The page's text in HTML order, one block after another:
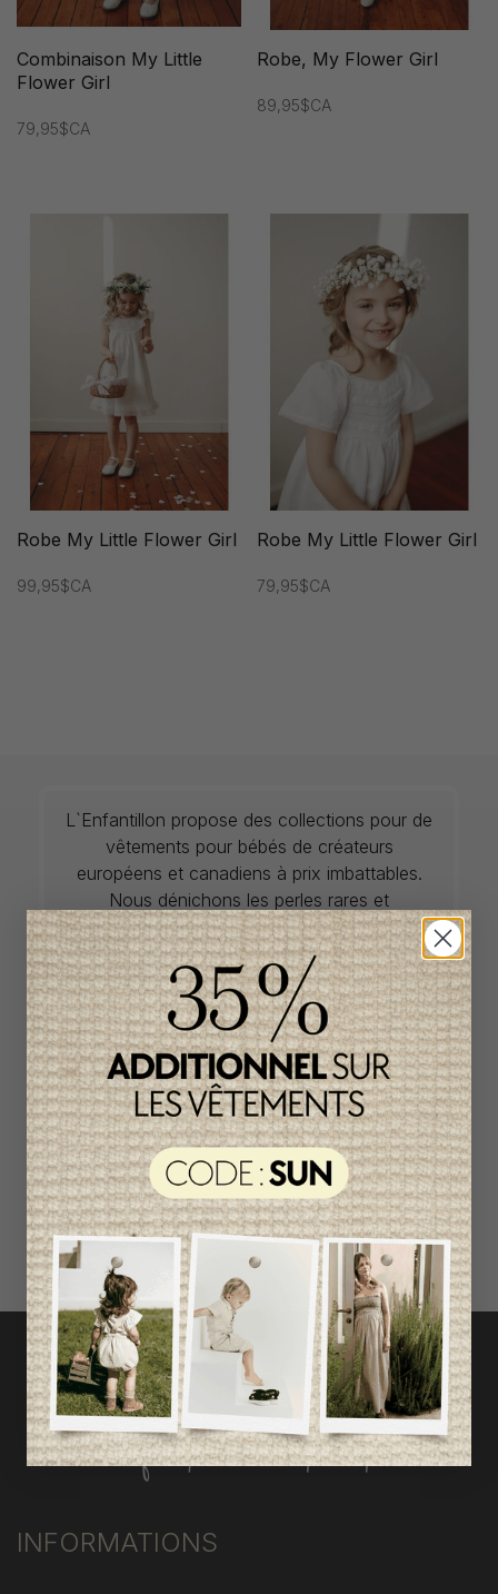
Combinaison My Little
Flower Girl
79,95$CA
Robe, My Flower Girl
89,95$CA
Robe My Little Flower Girl
99,95$CA
Robe My Little Flower Girl
79,95$CA
L`Enfantillon propose des collections pour de
vêtements pour bébés de créateurs
européens et canadiens à prix imbattables.
Nous dénichons les perles rares et
choisissons les plus belles pièces de saisons
en saisons. Si un vêtement vous convient, ne
tardez pas à vous le procurer car la plupart du
temps, les articles offerts ne sont disponibles
que dans une seule taille et en un seul
exemplaire. Profitez de la livraison gratuite au
Canada avec tout achat de 100$ et plus
avant taxes.
ACCÈS RAPIDE
magasinez par catégorie
INFORMATIONS